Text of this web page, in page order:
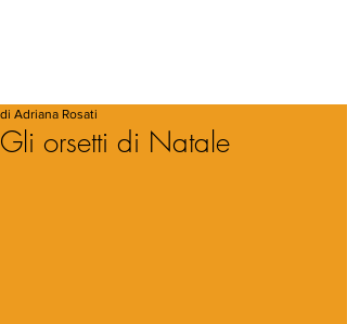
Gli orsetti di Natale
di Adriana Rosati